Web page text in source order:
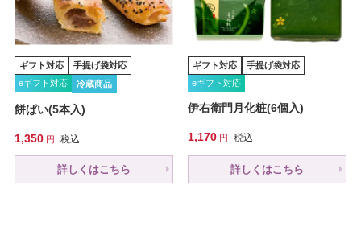
ギフト対応
手提げ袋対応
eギフト対応
冷蔵商品
餅ぱい(5本入)
1,350 税込
詳しくはこちら
ギフト対応
手提げ袋対応
eギフト対応
伊右衛門月化粧(6個入)
1,170 税込
詳しくはこちら